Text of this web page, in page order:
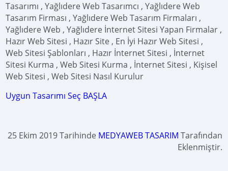
Tasarımı , Yağlıdere Web Tasarımcı , Yağlıdere Web
Tasarım Firması , Yağlıdere Web Tasarım Firmaları ,
Yağlıdere Web , Yağlıdere İnternet Sitesi Yapan Firmalar ,
Hazır Web Sitesi , Hazır Site , En İyi Hazır Web Sitesi ,
Web Sitesi Şablonları , Hazır İnternet Sitesi , İnternet
Sitesi Kurma , Web Sitesi Kurma , İnternet Sitesi , Kişisel
Web Sitesi , Web Sitesi Nasıl Kurulur
Uygun Tasarımı Seç BAŞLA
25 Ekim 2019 Tarihinde MEDYAWEB TASARIM Tarafından
Eklenmiştir.